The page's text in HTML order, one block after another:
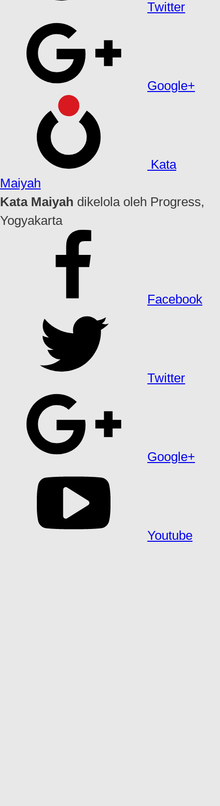
Twitter
Google+
Kata
Maiyah
Kata Maiyah dikelola oleh Progress,
Yogyakarta
Facebook
Twitter
Google+
Youtube